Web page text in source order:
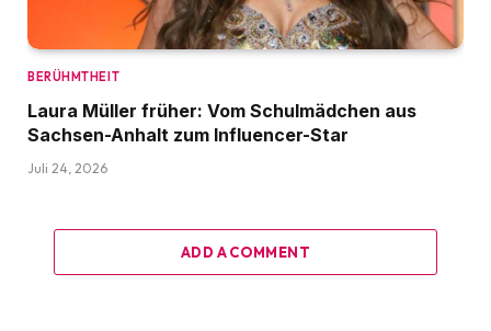
BERÜHMTHEIT
Laura Müller früher: Vom Schulmädchen aus
Sachsen-Anhalt zum Influencer-Star
Juli 24, 2026
ADD A COMMENT